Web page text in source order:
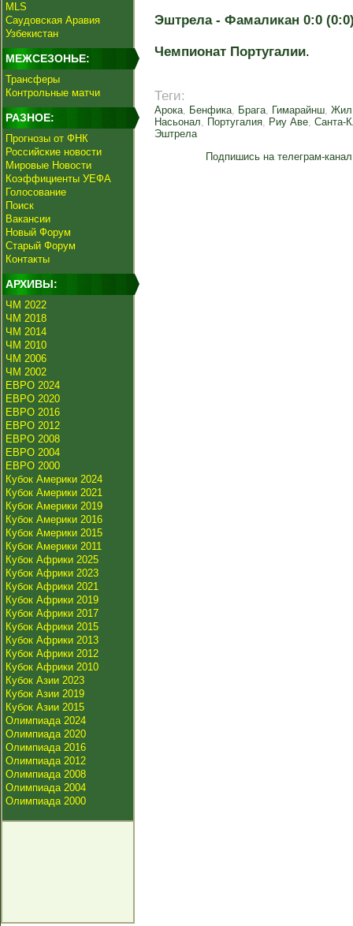
MLS
Саудовская Аравия
Узбекистан
МЕЖСЕЗОНЬЕ:
Трансферы
Контрольные матчи
РАЗНОЕ:
Прогнозы от ФНК
Российские новости
Мировые Новости
Коэффициенты УЕФА
Голосование
Поиск
Вакансии
Новый Форум
Старый Форум
Контакты
АРХИВЫ:
ЧМ 2022
ЧМ 2018
ЧМ 2014
ЧМ 2010
ЧМ 2006
ЧМ 2002
ЕВРО 2024
ЕВРО 2020
ЕВРО 2016
ЕВРО 2012
ЕВРО 2008
ЕВРО 2004
ЕВРО 2000
Кубок Америки 2024
Кубок Америки 2021
Кубок Америки 2019
Кубок Америки 2016
Кубок Америки 2015
Кубок Америки 2011
Кубок Африки 2025
Кубок Африки 2023
Кубок Африки 2021
Кубок Африки 2019
Кубок Африки 2017
Кубок Африки 2015
Кубок Африки 2013
Кубок Африки 2012
Кубок Африки 2010
Кубок Азии 2023
Кубок Азии 2019
Кубок Азии 2015
Олимпиада 2024
Олимпиада 2020
Олимпиада 2016
Олимпиада 2012
Олимпиада 2008
Олимпиада 2004
Олимпиада 2000
Эштрела - Фамаликан 0:0
Чемпионат Португалии.
Теги:
Арока, Бенфика, Брага, Гимарайнш, Жил
Насьонал, Португалия, Риу Аве, Санта-
Эштрела
Подпишись на телеграм-